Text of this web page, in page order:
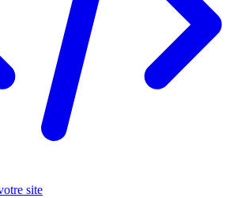
site